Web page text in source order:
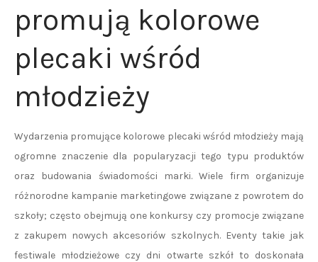
promują kolorowe
plecaki wśród
młodzieży
Wydarzenia promujące kolorowe plecaki wśród młodzieży mają
ogromne znaczenie dla popularyzacji tego typu produktów
oraz budowania świadomości marki. Wiele firm organizuje
różnorodne kampanie marketingowe związane z powrotem do
szkoły; często obejmują one konkursy czy promocje związane
z zakupem nowych akcesoriów szkolnych. Eventy takie jak
festiwale młodzieżowe czy dni otwarte szkół to doskonała